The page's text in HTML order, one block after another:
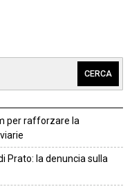
CERCA
per rafforzare la
Prato: la denuncia sulla